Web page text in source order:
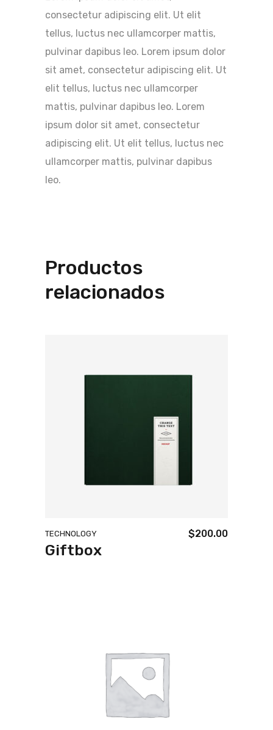
consectetur adipiscing elit. Ut elit
tellus, luctus nec ullamcorper mattis,
pulvinar dapibus leo. Lorem ipsum dolor
sit amet, consectetur adipiscing elit. Ut
elit tellus, luctus nec ullamcorper
mattis, pulvinar dapibus leo. Lorem
ipsum dolor sit amet, consectetur
adipiscing elit. Ut elit tellus, luctus nec
ullamcorper mattis, pulvinar dapibus
leo.
Productos
relacionados
TECHNOLOGY $200.00
Giftbox